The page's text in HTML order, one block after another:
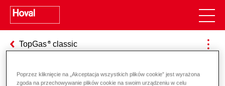
TopGas classic
Poprzez kliknięcie na „Akceptacja wszystkich plików cookie” jest wyrażona
zgoda na przechowywanie plików cookie na swoim urządzeniu w celu